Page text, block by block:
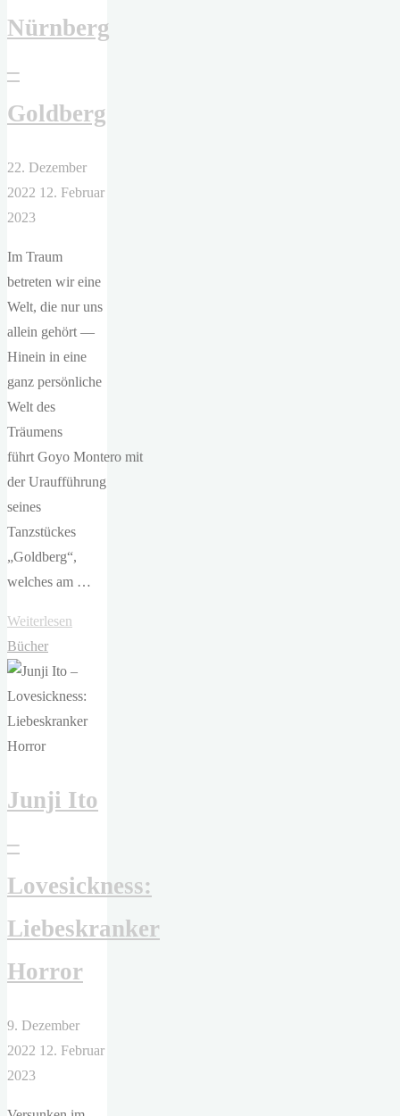
scheiße
Nürnberg
–
Goldberg
22. Dezember
2022 12. Februar
2023
Im Traum
betreten wir eine
Welt, die nur uns
allein gehört —
Hinein in eine
ganz persönliche
Welt des
Träumens
führt Goyo Montero mit
der Uraufführung
seines
Tanzstückes
„Goldberg“,
welches am …
Weiterlesen
–
Goldberg"
Bücher
Junji Ito
–
Lovesickness:
Liebeskranker
Horror
9. Dezember
2022 12. Februar
2023